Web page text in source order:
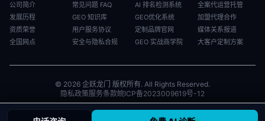
公司简介
发展历程
资质荣誉
全国网点
常见问题 FAQ
GEO 知识库
用户服务协议
安全与隐私合规
AI 排名检测系统
GEO优化系统
定制品牌官网
GEO 实战商学院
全案代运营托管
加盟代理合作
媒体关系报道
大客户定制方案
© 2026 企跃龙门 版权所有. All Rights Reserved.
隐私政策服务条款皖ICP备2023009619号-12